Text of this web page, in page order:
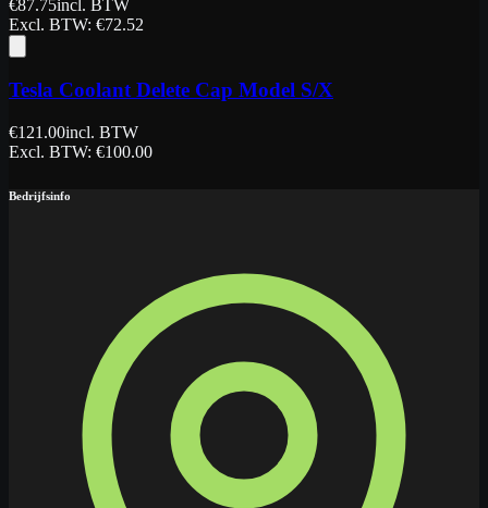
€87.75incl. BTW
Excl. BTW: €72.52
Tesla Coolant Delete Cap Model S/X
€121.00incl. BTW
Excl. BTW: €100.00
Bedrijfsinfo